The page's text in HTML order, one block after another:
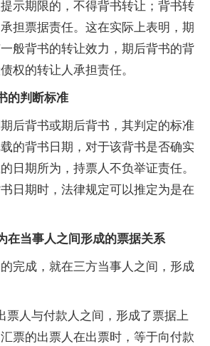
示期限的，不得背书转让；背书转
担票据责任。这在实际上表明，期
般背书的转让效力，期后背书的背
权的转让人承担责任。
判断标准
背书或期后背书，其判定的标准
的背书日期，对于该背书是否确实
日期所为，持票人不负举证责任。
日期时，法律规定可以推定为是在
当事人之间形成的票据关系
成，就在三方当事人之间，形成
人与付款人之间，形成了票据上
票的出票人在出票时，等于向付款